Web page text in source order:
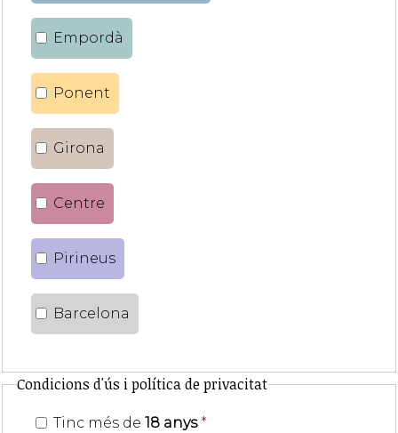
Empordà
Ponent
Girona
Centre
Pirineus
Barcelona
Condicions d'ús i política de privacitat
Tinc més de 18 anys *